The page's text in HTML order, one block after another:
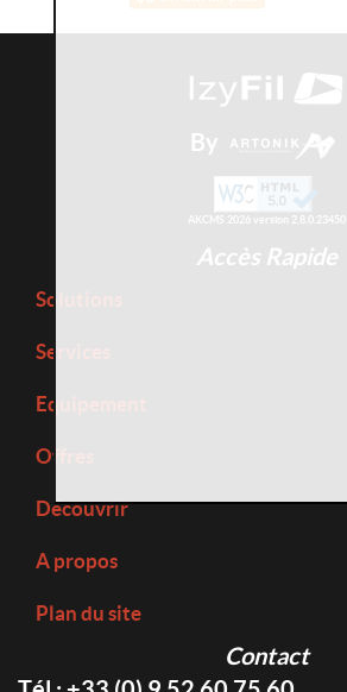
By
AKCMS 2026 version 2.8.0.23450
Accès Rapide
Solutions
Services
Equipement
Offres
Découvrir
A propos
Plan du site
Contact